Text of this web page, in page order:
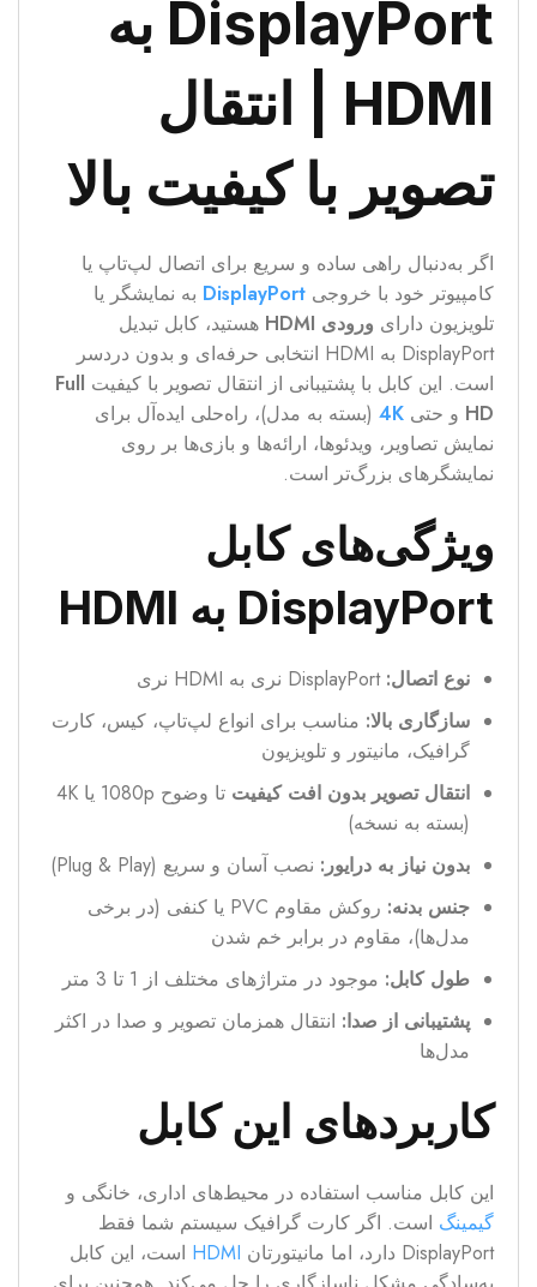
DisplayPort به
HDMI | انتقال
تصویر با کیفیت بالا
اگر به‌دنبال راهی ساده و سریع برای اتصال لپ‌تاپ یا
کامپیوتر خود با خروجی DisplayPort به نمایشگر یا
تلویزیون دارای ورودی HDMI
هستید، کابل تبدیل
DisplayPort به HDMI انتخابی حرفه‌ای و بدون دردسر
است. این کابل با پشتیبانی از انتقال تصویر با کیفیت Full
HD و حتی 4K (بسته به مدل)، راه‌حلی ایده‌آل برای
نمایش تصاویر، ویدئوها، ارائه‌ها و بازی‌ها بر روی
نمایشگرهای بزرگ‌تر است.
ویژگی‌های کابل
DisplayPort به HDMI
نوع اتصال: DisplayPort نری به HDMI نری
سازگاری بالا: مناسب برای انواع لپ‌تاپ، کیس، کارت
گرافیک، مانیتور و تلویزیون
انتقال تصویر بدون افت کیفیت
تا وضوح 1080p یا 4K
(بسته به نسخه)
بدون نیاز به درایور: نصب آسان و سریع (Plug & Play)
جنس بدنه:
روکش مقاوم PVC یا کنفی (در برخی
مدل‌ها)، مقاوم در برابر خم شدن
طول کابل: موجود در متراژهای مختلف از 1 تا 3 متر
پشتیبانی از صدا: انتقال همزمان تصویر و صدا در اکثر
مدل‌ها
کاربردهای این کابل
این کابل مناسب استفاده در محیط‌های اداری، خانگی و
گیمینگ است. اگر کارت گرافیک سیستم شما فقط
DisplayPort دارد، اما مانیتورتان
HDMI است، این کابل